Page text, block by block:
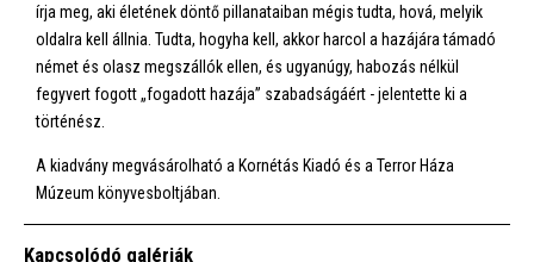
írja meg, aki életének döntő pillanataiban mégis tudta, hová, melyik
oldalra kell állnia. Tudta, hogyha kell, akkor harcol a hazájára támadó
német és olasz megszállók ellen, és ugyanúgy, habozás nélkül
fegyvert fogott „fogadott hazája” szabadságáért - jelentette ki a
történész.
A kiadvány megvásárolható a Kornétás Kiadó és a Terror Háza
Múzeum könyvesboltjában.
Kapcsolódó galériák